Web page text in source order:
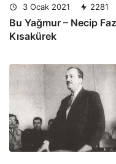
3 Ocak 2021 2281
Bu Yağmur – Necip
Kısakürek